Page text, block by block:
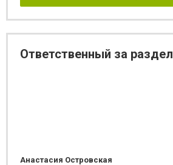
Ответственный за раздел
Анастасия Островская